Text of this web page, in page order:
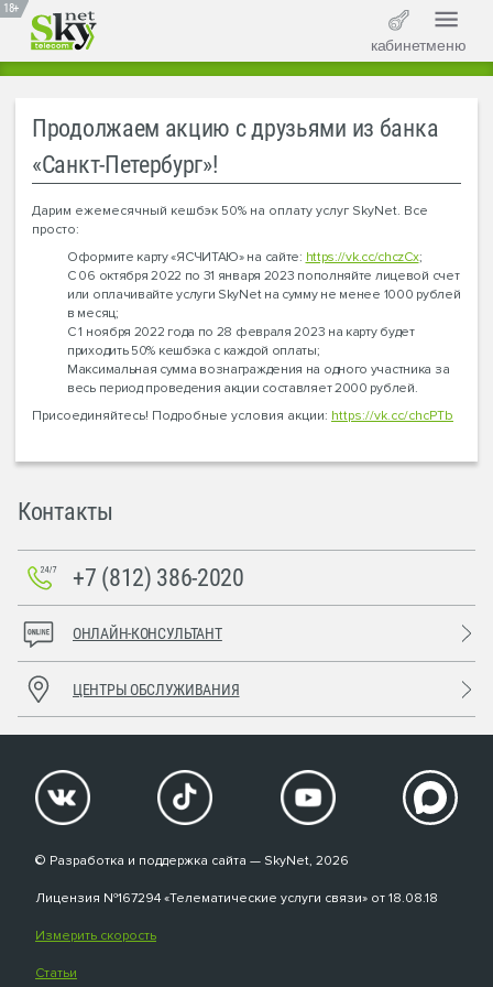
18+
кабинетменю
Продолжаем акцию с друзьями из банка
«Санкт-Петербург»!
Дарим ежемесячный кешбэк 50% на оплату услуг SkyNet. Все
просто:
Оформите карту «ЯСЧИТАЮ» на сайте: https://vk.cc/chczCx;
С 06 октября 2022 по 31 января 2023 пополняйте лицевой счет
или оплачивайте услуги SkyNet на сумму не менее 1000 рублей
в месяц;
С 1 ноября 2022 года по 28 февраля 2023 на карту будет
приходить 50% кешбэка с каждой оплаты;
Максимальная сумма вознаграждения на одного участника за
весь период проведения акции составляет 2000 рублей.
Присоединяйтесь! Подробные условия акции: https://vk.cc/chcPTb
Контакты
+7 (812) 386-2020
ОНЛАЙН-КОНСУЛЬТАНТ
ЦЕНТРЫ ОБСЛУЖИВАНИЯ
© Разработка и поддержка сайта — SkyNet, 2026
Лицензия №167294 «Телематические услуги связи» от 18.08.18
Измерить скорость
Статьи